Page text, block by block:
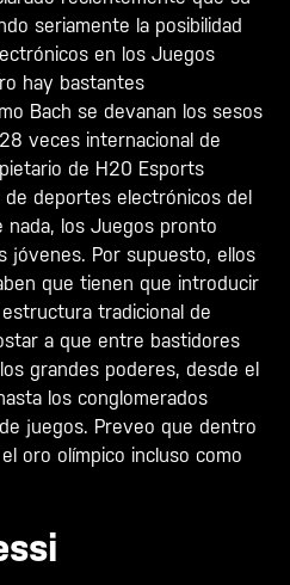
seriamente la posibilidad
en los Juegos
hay bastantes
Bach se devanan los sesos
veces internacional de
de H20 Esports
de deportes electrónicos del
nada, los Juegos pronto
jóvenes. Por supuesto, ellos
que tienen que introducir
tradicional de
a que entre bastidores
grandes poderes, desde el
los conglomerados
juegos. Preveo que dentro
oro olímpico incluso como